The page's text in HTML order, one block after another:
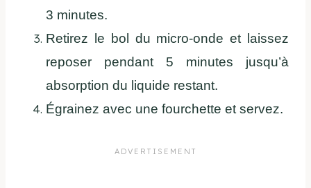
3 minutes.
Retirez le bol du micro-onde et laissez
reposer pendant 5 minutes jusqu’à
absorption du liquide restant.
Égrainez avec une fourchette et servez.